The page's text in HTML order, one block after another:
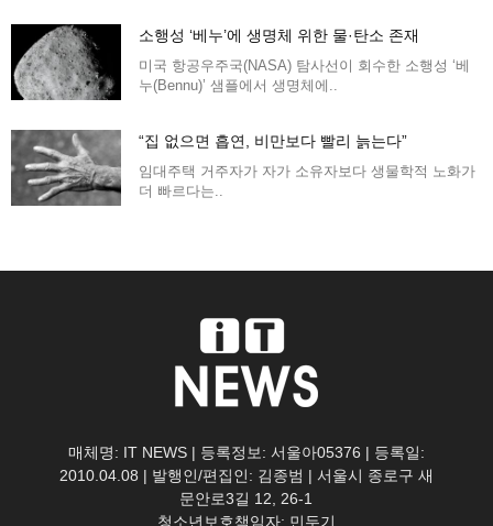
소행성 ‘베누’에 생명체 위한 물·탄소 존재
미국 항공우주국(NASA) 탐사선이 회수한 소행성 ‘베
누(Bennu)’ 샘플에서 생명체에..
“집 없으면 흡연, 비만보다 빨리 늙는다”
임대주택 거주자가 자가 소유자보다 생물학적 노화가
더 빠르다는..
매체명: IT NEWS | 등록정보: 서울아05376 | 등록일:
2010.04.08 | 발행인/편집인: 김종범 | 서울시 종로구 새
문안로3길 12, 26-1
청소년보호책임자: 민두기